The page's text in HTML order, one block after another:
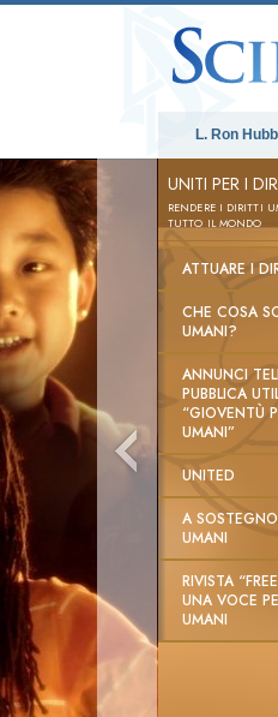
L. Ron
UNITI PER I
RENDERE I DIRITTI
TUTTO IL MONDO
ATTUARE I
CHE COSA
UMANI?
ANNUNCI
PUBBLICA
“GIOVENTÙ
UMANI”
UNITED
A
UMANI
RIVISTA
UNA VOCE
UMANI